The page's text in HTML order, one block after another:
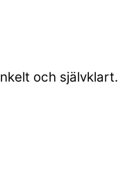
och självklart.